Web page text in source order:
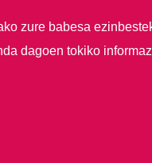
zure babesa
dagoen tokiko